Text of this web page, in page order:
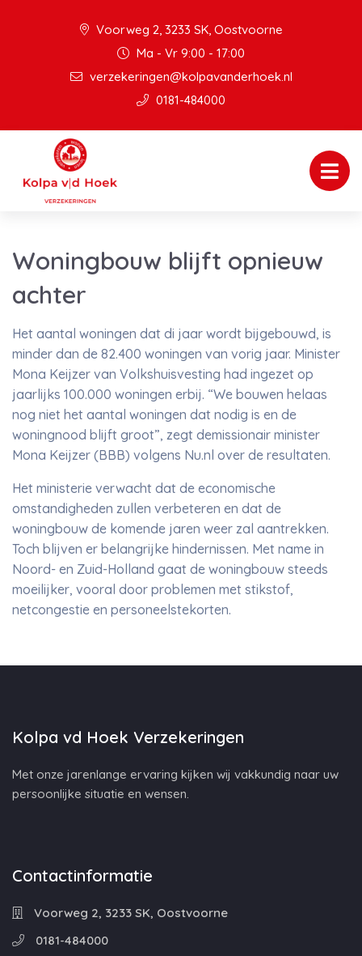
Voorweg 2, 3233 SK, Oostvoorne
Ma - Vr 9:00 - 17:00
verzekeringen@kolpavanderhoek.nl
0181-484000
Woningbouw blijft opnieuw
achter
Het aantal woningen dat di jaar wordt bijgebouwd, is
minder dan de 82.400 woningen van vorig jaar. Minister
Mona Keijzer van Volkshuisvesting had ingezet op
jaarlijks 100.000 woningen erbij. “We bouwen helaas
nog niet het aantal woningen dat nodig is en de
woningnood blijft groot”, zegt demissionair minister
Mona Keijzer (BBB) volgens Nu.nl over de resultaten.
Het ministerie verwacht dat de economische
omstandigheden zullen verbeteren en dat de
woningbouw de komende jaren weer zal aantrekken.
Toch blijven er belangrijke hindernissen. Met name in
Noord- en Zuid-Holland gaat de woningbouw steeds
moeilijker, vooral door problemen met stikstof,
netcongestie en personeelstekorten.
Kolpa vd Hoek Verzekeringen
Met onze jarenlange ervaring kijken wij vakkundig naar uw
persoonlijke situatie en wensen.
Contactinformatie
Voorweg 2, 3233 SK, Oostvoorne
0181-484000